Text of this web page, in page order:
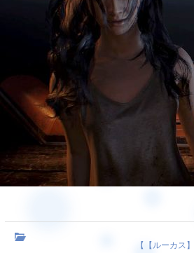
【 【ルーカス